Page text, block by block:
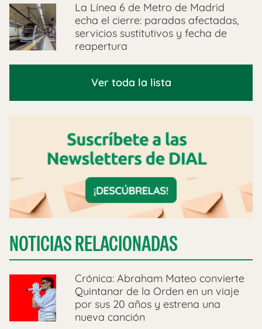
La Línea 6 de Metro de Madrid
echa el cierre: paradas afectadas,
servicios sustitutivos y fecha de
reapertura
Ver toda la lista
NOTICIAS RELACIONADAS
Crónica: Abraham Mateo convierte
Quintanar de la Orden en un viaje
por sus 20 años y estrena una
nueva canción